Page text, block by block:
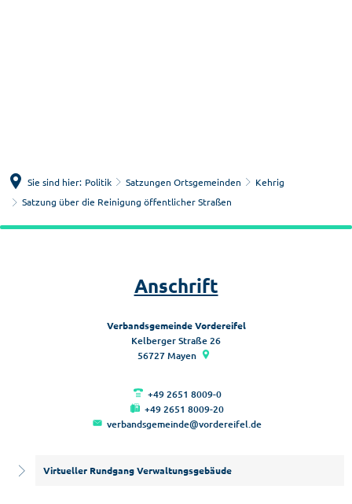
Sie sind hier: Politik Satzungen Ortsgemeinden
Kehrig
Satzung über die Reinigung öffentlicher Straßen
Anschrift
Verbandsgemeinde Vordereifel
Kelberger Straße 26
56727 Mayen
+49 2651 8009-0
+49 2651 8009-20
verbandsgemeinde@vordereifel.de
Virtueller Rundgang Verwaltungsgebäude